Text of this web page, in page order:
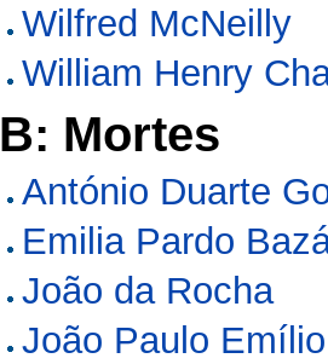
Wilfred McNeilly
William Henry
B: Mortes
António Duarte
Emilia Pardo
João da Rocha
João Paulo